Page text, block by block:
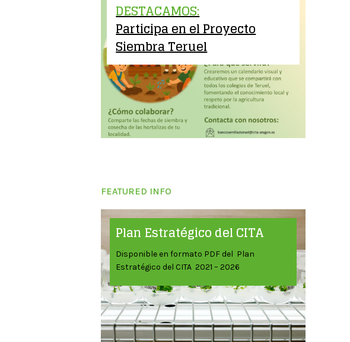
DESTACAMOS:
Participa en el Proyecto
Siembra Teruel
FEATURED INFO
Plan Estratégico del CITA
Disponible en formato PDF del Plan
Estratégico del CITA 2021 – 2026